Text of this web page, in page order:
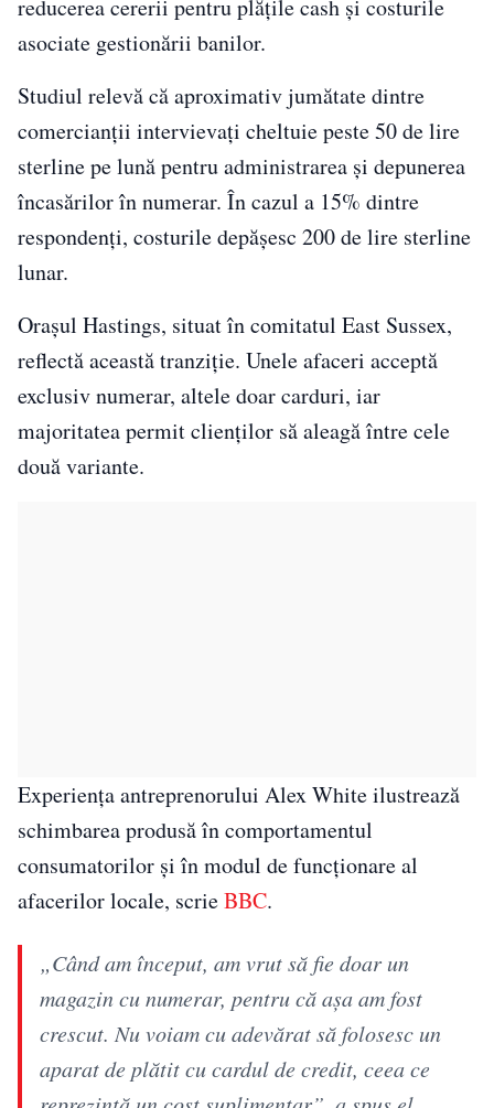
reducerea cererii pentru plățile cash și costurile
asociate gestionării banilor.
Studiul relevă că aproximativ jumătate dintre
comercianții intervievați cheltuie peste 50 de lire
sterline pe lună pentru administrarea și depunerea
încasărilor în numerar. În cazul a 15% dintre
respondenți, costurile depășesc 200 de lire sterline
lunar.
Orașul Hastings, situat în comitatul East Sussex,
reflectă această tranziție. Unele afaceri acceptă
exclusiv numerar, altele doar carduri, iar
majoritatea permit clienților să aleagă între cele
două variante.
Experiența antreprenorului Alex White ilustrează
schimbarea produsă în comportamentul
consumatorilor și în modul de funcționare al
afacerilor locale, scrieBBC.
„Când am început, am vrut să fie doar un
magazin cu numerar, pentru că așa am fost
crescut. Nu voiam cu adevărat să folosesc un
aparat de plătit cu cardul de credit, ceea ce